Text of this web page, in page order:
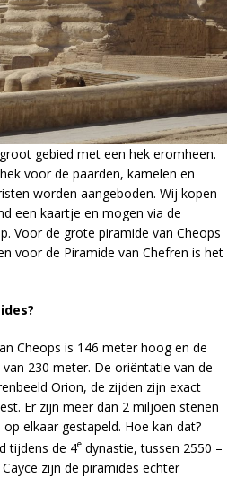
gebied met een hek eromheen.
voor de paarden, kamelen en
worden aangeboden. Wij kopen
een kaartje en mogen via de
Voor de grote piramide van Cheops
voor de Piramide van Chefren is het
Cheops is 146 meter hoog en de
230 meter. De oriëntatie van de
Orion, de zijden zijn exact
Er zijn meer dan 2 miljoen stenen
elkaar gestapeld. Hoe kan dat?
tijdens de 4e dynastie, tussen 2550 –
Cayce zijn de piramides echter